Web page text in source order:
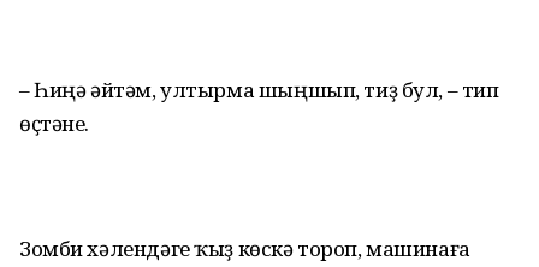
– Һиңә әйтәм, ултырма шыңшып, тиҙ бул, – тип
өҫтәне.
Зомби хәлендәге ҡыҙ көскә тороп, машинаға